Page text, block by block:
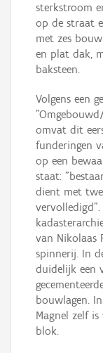
sterkstroom
op de straat
met zes
en plat dak,
baksteen.
Volgens een
omvat dit
funderingen
op een
staat:
dient met
van Nikolaas
spinnerij. In
duidelijk een
bouwlagen.
Magnel zelf
blok.